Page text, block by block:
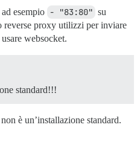
esempio - "83:80" su
reverse proxy utilizzi per inviare
websocket.
standard!!!
è un’installazione standard.